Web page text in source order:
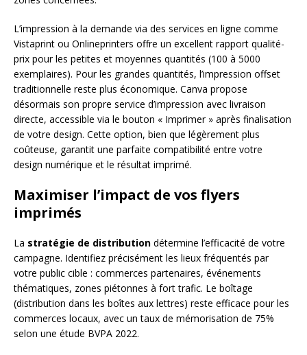
L’impression à la demande via des services en ligne comme
Vistaprint ou Onlineprinters offre un excellent rapport qualité-
prix pour les petites et moyennes quantités (100 à 5000
exemplaires). Pour les grandes quantités, l’impression offset
traditionnelle reste plus économique. Canva propose
désormais son propre service d’impression avec livraison
directe, accessible via le bouton « Imprimer » après finalisation
de votre design. Cette option, bien que légèrement plus
coûteuse, garantit une parfaite compatibilité entre votre
design numérique et le résultat imprimé.
Maximiser l’impact de vos flyers
imprimés
La stratégie de distribution détermine l’efficacité de votre
campagne. Identifiez précisément les lieux fréquentés par
votre public cible : commerces partenaires, événements
thématiques, zones piétonnes à fort trafic. Le boîtage
(distribution dans les boîtes aux lettres) reste efficace pour les
commerces locaux, avec un taux de mémorisation de 75%
selon une étude BVPA 2022.